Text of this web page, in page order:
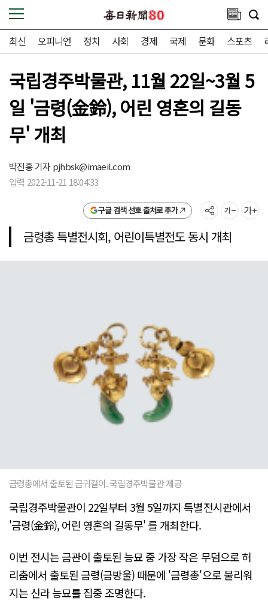
최신 오피니언 정치 사회 경제 국제 문화 스포츠
국립경주박물관, 11월 22일~3월 5
일 '금령(金鈴), 어린 영혼의 길동
무' 개최
박진홍 기자pjhbsk@imaeil.com
입력 2022-11-21 18:04:33
구글 검색 선호 출처로 추가
금령총 특별전시회, 어린이특별전도 동시 개최
금령총에서 출토된 금귀걸이. 국립경주박물관 제공
국립경주박물관이 22일부터 3월 5일까지 특별전시관에서
'금령(金鈴), 어린 영혼의 길동무' 를 개최한다.
이번 전시는 금관이 출토된 능묘 중 가장 작은 무덤으로 허
리춤에서 출토된 금령(금방울) 때문에 '금령총'으로 불리워
지는 신라 능묘를 집중 조명한다.